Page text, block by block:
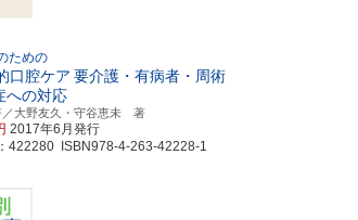
ための
口腔ケア 要介護・有病者・周術
への対応
大野友久・守谷恵未 著
2017年6月発行
422280 ISBN978-4-263-42228-1